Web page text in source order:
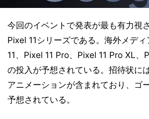
今回のイベントで発表が最も有力視
Pixel 11シリーズである。海外メデ
11、Pixel 11 Pro、Pixel 11 Pro XL、
の投入が予想されている。招待状に
アニメーションが含まれており、ゴ
予想されている。